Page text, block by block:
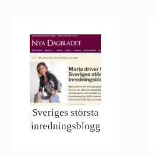
Sveriges största
inredningsblogg